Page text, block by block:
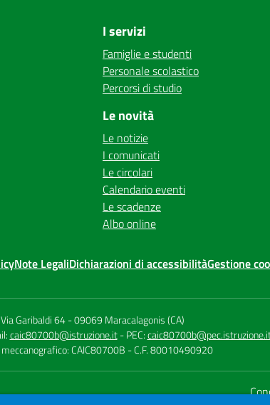
I servizi
Famiglie e studenti
Personale scolastico
Percorsi di studio
Le novità
Le notizie
I comunicati
Le circolari
Calendario eventi
Le scadenze
Albo online
Note LegaliDichiarazioni di accessibilitàGestione
Via Garibaldi 64-09069 Maracalagonis (CA)
caic80700b@istruzione.it - PEC:
CAIC80700B - C.F. 80010490920